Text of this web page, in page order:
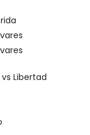
Libertad